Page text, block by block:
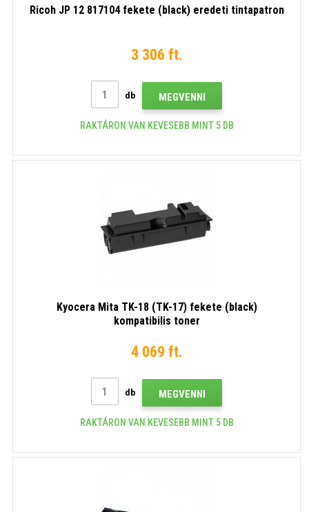
Ricoh JP 12 817104 fekete (black) eredeti tintapatron
3 306 ft.
db MEGVENNI
RAKTÁRON VAN KEVESEBB MINT 5 DB
Kyocera Mita TK-18 (TK-17) fekete (black)
kompatibilis toner
4 069 ft.
db MEGVENNI
RAKTÁRON VAN KEVESEBB MINT 5 DB